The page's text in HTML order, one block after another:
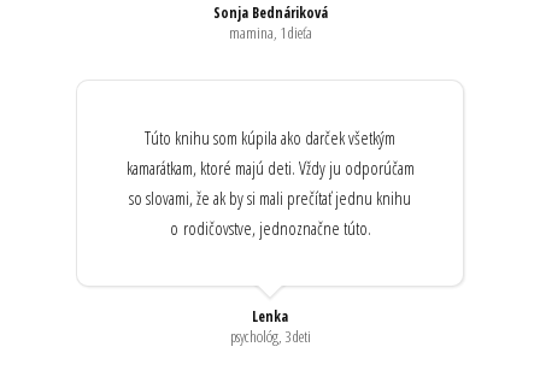
Sonja Bednáriková
mamina, 1 dieťa
Túto knihu som kúpila ako darček všetkým
kamarátkam, ktoré majú deti. Vždy ju odporúčam
so slovami, že ak by si mali prečítať jednu knihu
o rodičovstve, jednoznačne túto.
Lenka
psychológ, 3 deti